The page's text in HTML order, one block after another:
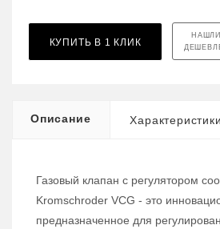
КУПИТЬ В 1 КЛИК
НАШЛИ
Описание Характеристики
Газовый клапан с регулятором
Kromschroder VCG - это
предназначенное для